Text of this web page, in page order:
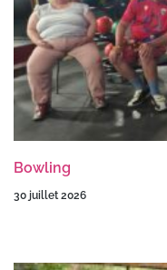
Bowling
30 juillet 2026